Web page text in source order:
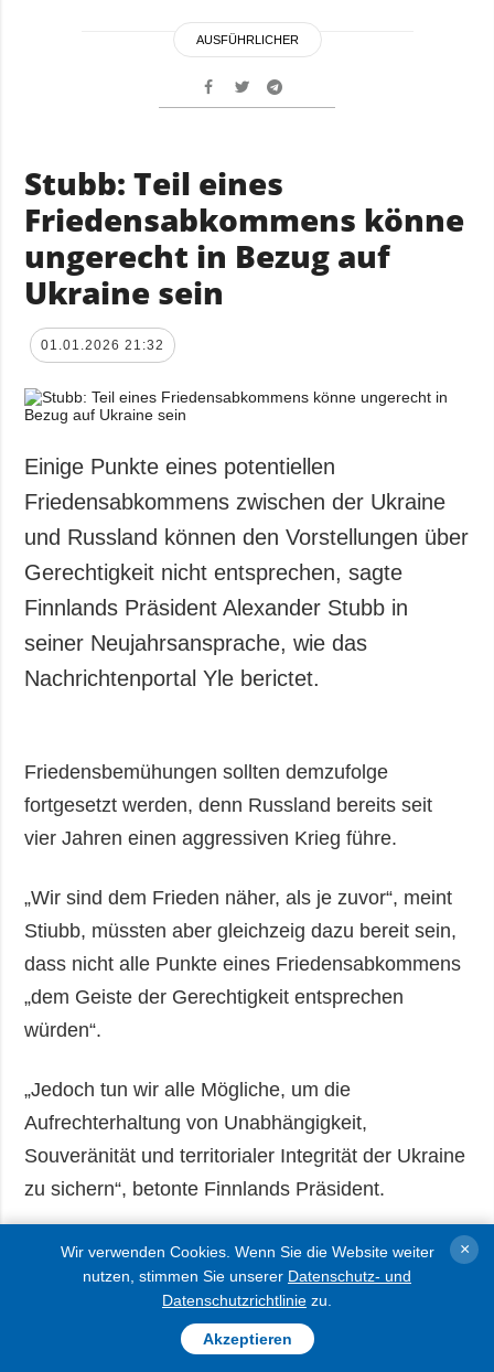
AUSFÜHRLICHER
Stubb: Teil eines
Friedensabkommens könne
ungerecht in Bezug auf
Ukraine sein
01.01.2026 21:32
Einige Punkte eines potentiellen
Friedensabkommens zwischen der Ukraine
und Russland können den Vorstellungen über
Gerechtigkeit nicht entsprechen, sagte
Finnlands Präsident Alexander Stubb in
seiner Neujahrsansprache, wie das
Nachrichtenportal Yle berictet.
Friedensbemühungen sollten demzufolge
fortgesetzt werden, denn Russland bereits seit
vier Jahren einen aggressiven Krieg führe.
„Wir sind dem Frieden näher, als je zuvor“, meint
Stiubb, müssten aber gleichzeig dazu bereit sein,
dass nicht alle Punkte eines Friedensabkommens
„dem Geiste der Gerechtigkeit entsprechen
würden“.
„Jedoch tun wir alle Mögliche, um die
Aufrechterhaltung von Unabhängigkeit,
Souveränität und territorialer Integrität der Ukraine
zu sichern“, betonte Finnlands Präsident.
Laut Stubb hätten sich die Beziehungen zwischen
Finnland und Russland für immer verändert.
Foto: Präsidialamt
Wir verwenden Cookies. Wenn Sie die Website weiter
nutzen, stimmen Sie unserer Datenschutz- und
Datenschutzrichtlinie zu.
Akzeptieren
×